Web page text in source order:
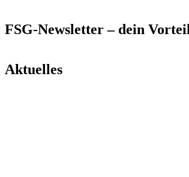
FSG-Newsletter – dein
Aktuelles